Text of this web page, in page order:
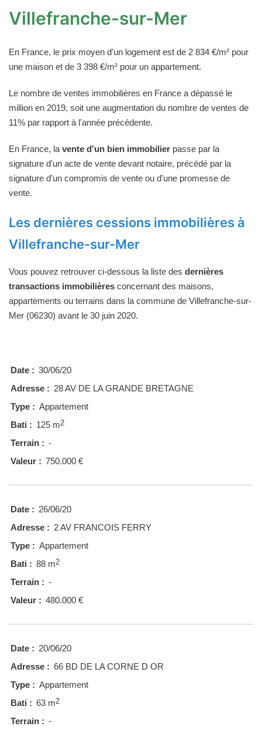
Villefranche-sur-Mer
En France, le prix moyen d'un logement est de 2 834 €/m² pour
une maison et de 3 398 €/m² pour un appartement.
Le nombre de ventes immobilières en France a dépassé le
million en 2019, soit une augmentation du nombre de ventes de
11% par rapport à l'année précédente.
En France, la vente d'un bien immobilier passe par la
signature d'un acte de vente devant notaire, précédé par la
signature d'un compromis de vente ou d'une promesse de
vente.
Les dernières cessions immobilières à
Villefranche-sur-Mer
Vous pouvez retrouver ci-dessous la liste des dernières
transactions immobilières concernant des maisons,
appartements ou terrains dans la commune de Villefranche-sur-
Mer (06230) avant le 30 juin 2020.
Date : 30/06/20
Adresse : 28 AV DE LA GRANDE BRETAGNE
Type : Appartement
Bati : 125 m2
Terrain : -
Valeur : 750.000 €
Date : 26/06/20
Adresse : 2 AV FRANCOIS FERRY
Type : Appartement
Bati : 88 m2
Terrain : -
Valeur : 480.000 €
Date : 20/06/20
Adresse : 66 BD DE LA CORNE D OR
Type : Appartement
Bati : 63 m2
Terrain : -